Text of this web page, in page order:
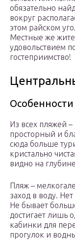
обязательно
вокруг
этом райском
Местные же
удовольствием
гостеприимство!
Из всех пляжей
просторный и
сюда больше
кристально
видно на
Пляж –
заход в воду.
Не бывает
достигает лишь
кабинки для
прогулок и